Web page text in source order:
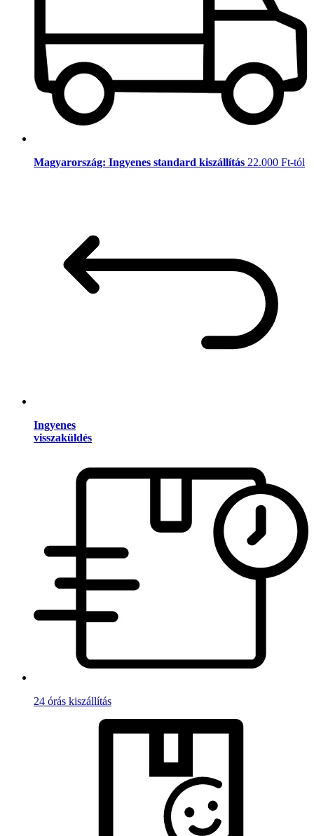
Magyarország: Ingyenes standard kiszállítás 22.000 Ft-tól
Ingyenes
visszaküldés
24 órás kiszállítás